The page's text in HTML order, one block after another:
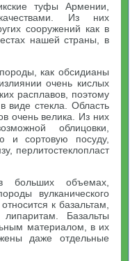
туфы Армении,
Из них
сооружений как в
нашей страны, в
как обсидианы
очень кислых
расплавов, поэтому
виде стекла. Область
очень велика. Из них
облицовки,
и сортовую посуду,
перлитостеклопласт
объемах,
вулканического
к базальтам,
Базальты
материалом, в их
даже отдельные